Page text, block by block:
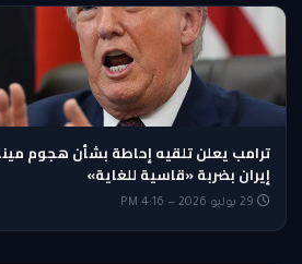
ترامب يعلن تلقيه إحاطة بشأن هجوم
إيران بضربة «قاسية للغاية»